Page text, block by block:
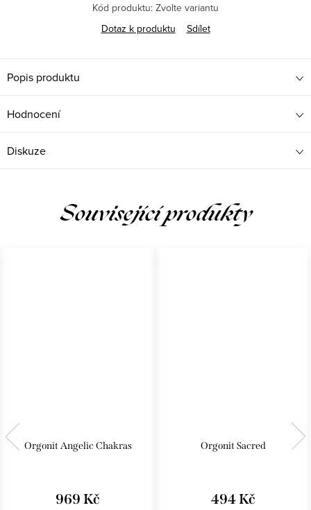
Kód produktu: Zvolte variantu
Dotaz k produktu
Sdílet
Popis produktu
Hodnocení
Diskuze
Související produkty
Orgonit Angelic Chakras
969 Kč
Orgonit Sacred
494 Kč